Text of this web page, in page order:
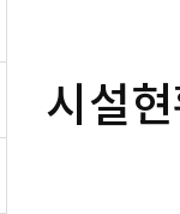
시설